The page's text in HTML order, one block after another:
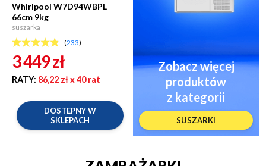
Whirlpool W7D94WBPL
66cm 9kg
suszarka
(233)
3 449zł
RATY: 86,22 złx 40 rat
DOSTEPNY W
SKLEPACH
Zobacz więcej
produktów
z kategorii
SUSZARKI